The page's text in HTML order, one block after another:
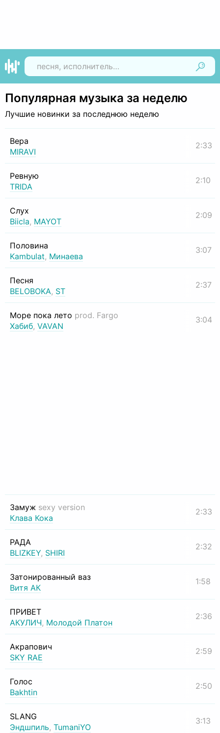
Популярная музыка за неделю
Лучшие новинки за последнюю неделю
Вера
MIRAVI
2:33
Ревную
TRIDA
2:10
Слух
Biicla, MAYOT
2:09
Половина
Kambulat, Минаева
3:07
Песня
BELOBOKA, ST
2:37
Море пока лето prod. Fargo
Хабиб, VAVAN
3:04
Замуж sexy version
Клава Кока
2:33
РАДА
BLIZKEY, SHIRI
2:32
Затонированный ваз
Витя АК
1:58
ПРИВЕТ
АКУЛИЧ, Молодой Платон
2:36
Акрапович
SKY RAE
2:59
Голос
Bakhtin
2:50
SLANG
Эндшпиль, TumaniYO
3:13